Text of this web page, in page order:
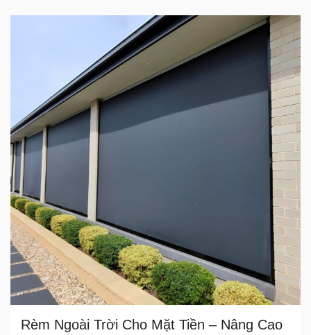
Rèm Ngoài Trời Cho Mặt Tiền – Nâng Cao